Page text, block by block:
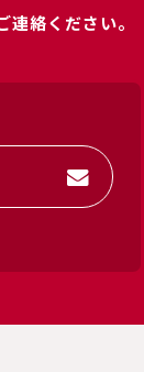
絡ください。